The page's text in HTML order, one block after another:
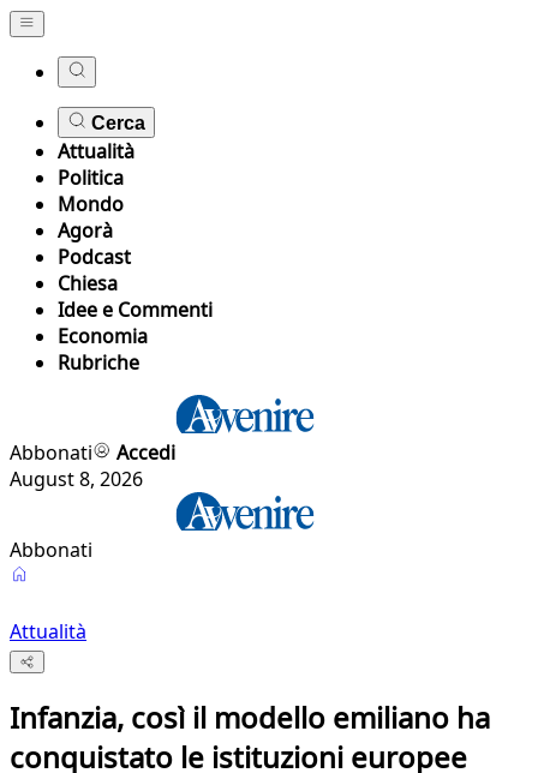
Cerca
Attualità
Politica
Mondo
Agorà
Podcast
Chiesa
Idee e Commenti
Economia
Rubriche
Abbonati
Accedi
August 8, 2026
Abbonati
Attualità
Infanzia, così il modello emiliano ha
conquistato le istituzioni europee